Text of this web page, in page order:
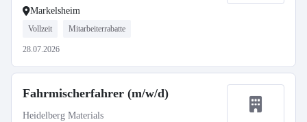
Markelsheim
Vollzeit Mitarbeiterrabatte
28.07.2026
Fahrmischerfahrer (m/w/d)
Heidelberg Materials